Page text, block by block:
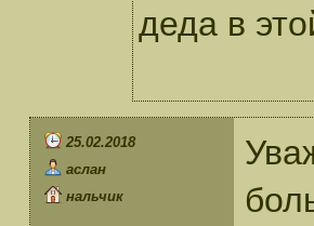
деда в
25.02.2018
аслан
нальчик